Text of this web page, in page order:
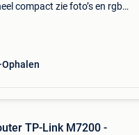
compact zie foto’s en rgb
Ophalen
TP-Link M7200 -